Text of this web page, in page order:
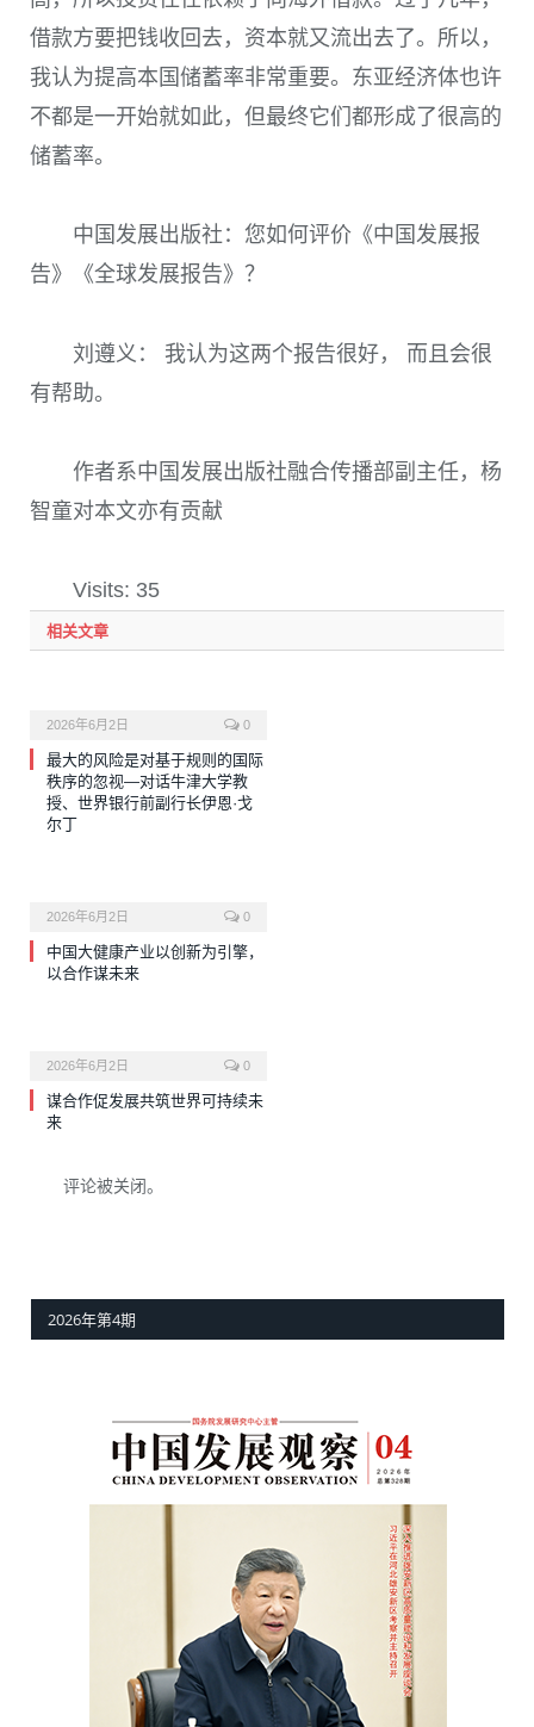
借款方要把钱收回去，资本就又流出去了。所以，
我认为提高本国储蓄率非常重要。东亚经济体也许
不都是一开始就如此，但最终它们都形成了很高的
储蓄率。
中国发展出版社：您如何评价《中国发展报
告》《全球发展报告》？
刘遵义： 我认为这两个报告很好， 而且会很
有帮助。
作者系中国发展出版社融合传播部副主任，杨
智童对本文亦有贡献
Visits: 35
相关文章
2026年6月2日 0
最大的风险是对基于规则的国际
秩序的忽视—对话牛津大学教
授、世界银行前副行长伊恩·戈
尔丁
2026年6月2日 0
中国大健康产业以创新为引擎，
以合作谋未来
2026年6月2日 0
谋合作促发展共筑世界可持续未
来
评论被关闭。
2026年第4期